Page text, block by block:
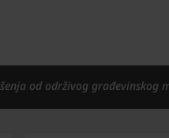
od održivog građevinskog